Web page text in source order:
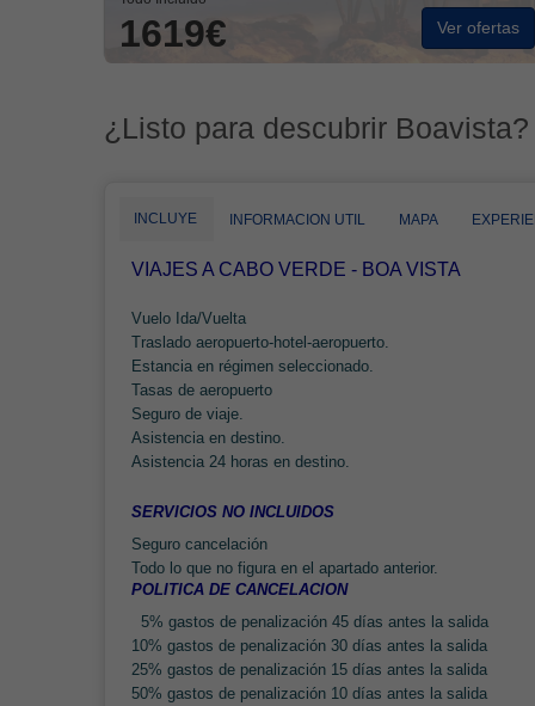
1619€ Ver ofertas
¿Listo para descubrir
INCLUYE INFORMACION UTIL MAPA
VIAJES A CABO VERDE - BOA VISTA
Vuelo Ida/Vuelta
Traslado aeropuerto-hotel-aeropuerto.
Estancia en régimen seleccionado.
Tasas de aeropuerto
Seguro de viaje.
Asistencia en destino.
Asistencia 24 horas en destino.
SERVICIOS NO INCLUIDOS
Seguro cancelación
Todo lo que no figura en el apartado anterior.
POLITICA DE CANCELACION
5% gastos de penalización 45 días antes la salida
10% gastos de penalización 30 días antes la salida
25% gastos de penalización 15 días antes la salida
50% gastos de penalización 10 días antes la salida